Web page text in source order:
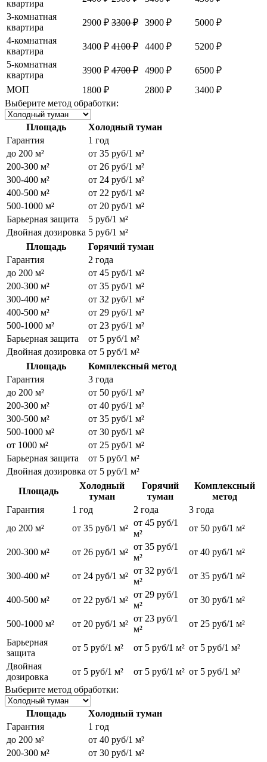
квартира
3-комнатная
квартира
2900 ₽ 3300 ₽ 3900 ₽
5000 ₽
4-комнатная
квартира
3400 ₽ 4100 ₽ 4400 ₽
5200 ₽
5-комнатная
квартира
3900 ₽ 4700 ₽ 4900 ₽
6500 ₽
МОП
1800 ₽ 2800 ₽
3400 ₽
Выберите метод обработки:
Площадь
Холодный туман
Гарантия
1 год
до 200 м²
от 35 руб/1 м²
200-300 м²
от 26 руб/1 м²
300-400 м²
от 24 руб/1 м²
400-500 м²
от 22 руб/1 м²
500-1000 м²
от 20 руб/1 м²
Барьерная защита
5 руб/1 м²
Двойная дозировка 5 руб/1 м²
Площадь
Горячий туман
Гарантия
2 года
до 200 м²
от 45 руб/1 м²
200-300 м²
от 35 руб/1 м²
300-400 м²
от 32 руб/1 м²
400-500 м²
от 29 руб/1 м²
500-1000 м²
от 23 руб/1 м²
Барьерная защита
от 5 руб/1 м²
Двойная дозировка от 5 руб/1 м²
Площадь
Комплексный метод
Гарантия
3 года
до 200 м²
от 50 руб/1 м²
200-300 м²
от 40 руб/1 м²
300-500 м²
от 35 руб/1 м²
500-1000 м²
от 30 руб/1 м²
от 1000 м²
от 25 руб/1 м²
Барьерная защита
от 5 руб/1 м²
Двойная дозировка от 5 руб/1 м²
Площадь
Холодный
туман
Горячий
туман
Комплексный
метод
Гарантия
1 год 2 года
3 года
до 200 м²
от 35 руб/1 м²
от 45 руб/1
м²
от 50 руб/1 м²
200-300 м² от 26 руб/1 м²
от 35 руб/1
м²
от 40 руб/1 м²
300-400 м² от 24 руб/1 м²
от 32 руб/1
м²
от 35 руб/1 м²
400-500 м² от 22 руб/1 м²
от 29 руб/1
м²
от 30 руб/1 м²
500-1000 м² от 20 руб/1 м²
от 23 руб/1
м²
от 25 руб/1 м²
Барьерная
защита
от 5 руб/1 м² от 5 руб/1 м² от 5 руб/1 м²
Двойная
дозировка
от 5 руб/1 м² от 5 руб/1 м² от 5 руб/1 м²
Выберите метод обработки:
Площадь
Холодный туман
Гарантия
1 год
до 200 м²
от 40 руб/1 м²
200-300 м²
от 30 руб/1 м²